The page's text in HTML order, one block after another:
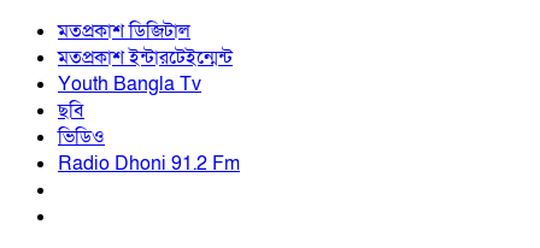
মতপ্রকাশ ডিজিটাল
মতপ্রকাশ ইন্টারটেইন্মেন্ট
Youth Bangla Tv
ছবি
ভিডিও
Radio Dhoni 91.2 Fm